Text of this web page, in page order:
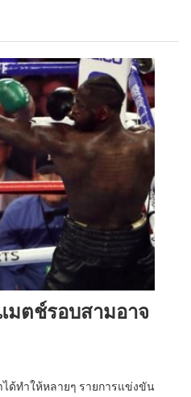
มตช์รอบสามอาจ
ด้ทำให้หลายๆ รายการแข่งขัน